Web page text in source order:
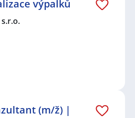
výpalků
(m/ž) |